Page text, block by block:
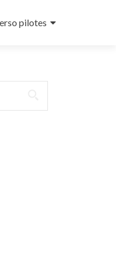
pilotes